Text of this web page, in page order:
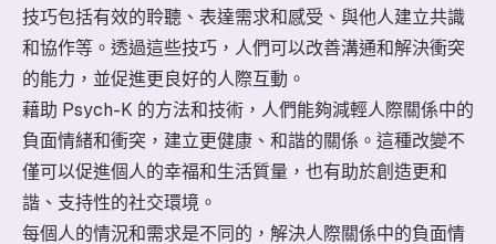
技巧包括有效的聆聽、表達需求和感受、與他人建立共識
和協作等。透過這些技巧，人們可以改善溝通和解決衝突
的能力，並促進更良好的人際互動。
藉助 Psych-K 的方法和技術，人們能夠減輕人際關係中的
負面情緒和衝突，建立更健康、和諧的關係。這種改變不
僅可以促進個人的幸福和生活質量，也有助於創造更和
諧、支持性的社交環境。
每個人的情況和需求是不同的，解決人際關係中的負面情